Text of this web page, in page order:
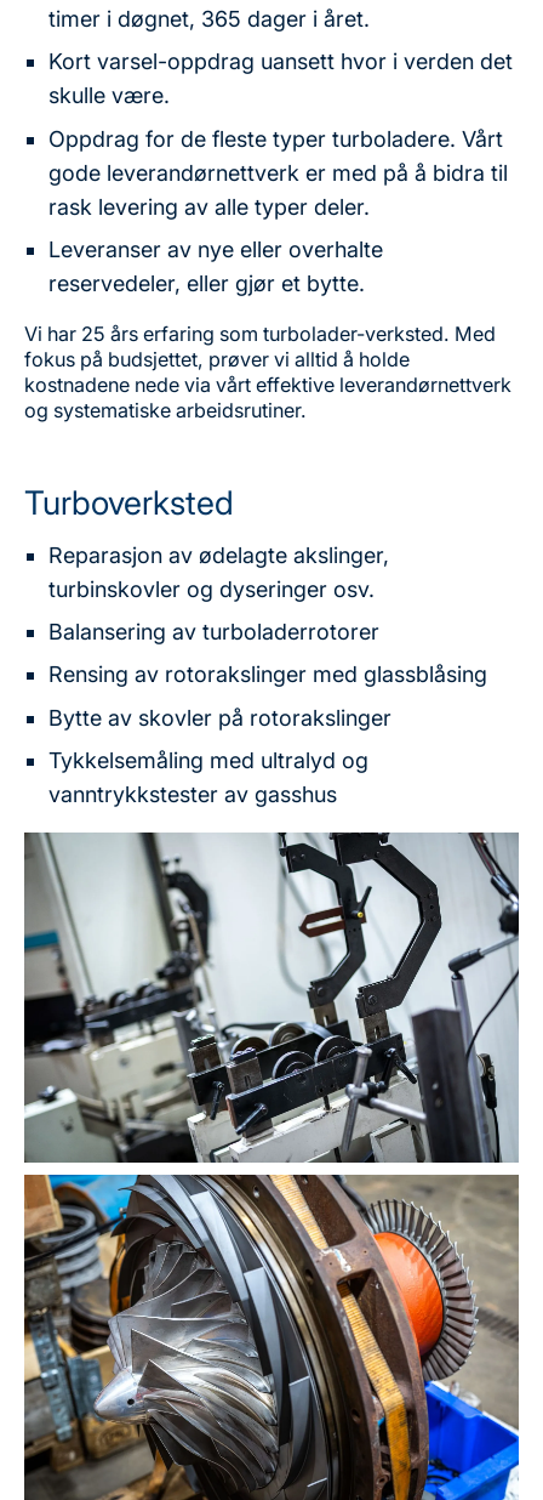
timer i døgnet, 365 dager i året.
Kort varsel-oppdrag uansett hvor i verden det
skulle være.
Oppdrag for de fleste typer turboladere. Vårt
gode leverandørnettverk er med på å bidra til
rask levering av alle typer deler.
Leveranser av nye eller overhalte
reservedeler, eller gjør et bytte.
Vi har 25 års erfaring som turbolader-verksted. Med
fokus på budsjettet, prøver vi alltid å holde
kostnadene nede via vårt effektive leverandørnettverk
og systematiske arbeidsrutiner.
Turboverksted
Reparasjon av ødelagte akslinger,
turbinskovler og dyseringer osv.
Balansering av turboladerrotorer
Rensing av rotorakslinger med glassblåsing
Bytte av skovler på rotorakslinger
Tykkelsemåling med ultralyd og
vanntrykkstester av gasshus